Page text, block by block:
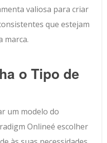
valiosa para criar
que estejam
marca.
o Tipo de
um modelo do
Onlineé escolher